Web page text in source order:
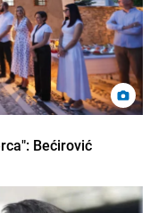
Bećirović